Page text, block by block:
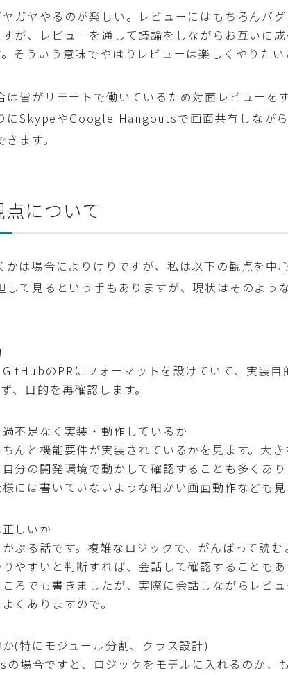
ガヤやるのが楽しい。レビューにはもちろんバ
が、レビューを通して議論をしながらお互いに
そういう意味でやはりレビューは楽しくやりたい
は皆がリモートで働いているため対面レビューを
にSkypeやGoogle Hangoutsで画面共有しなが
ます。
について
かは場合によりけりですが、私は以下の観点を中
して見るという手もありますが、現状はそのよう
のPRにフォーマットを設けていて、実装目
、目的を再確認します。
不足なく実装・動作しているか
んと機能要件が実装されているかを見ます。大
分の開発環境で動かして確認することも多くあ
には書いていないような細かい画面動作なども見
しいか
ぶる話です。複雑なロジックで、がんばって読む
やすいと判断すれば、会話して確認することも
ろでも書きましたが、実際に会話しながらレビ
くありますので。
(特にモジュール分割、クラス設計)
の場合ですと、ロジックをモデルに入れるのか、